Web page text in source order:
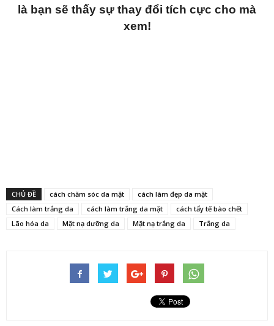
là bạn sẽ thấy sự thay đổi tích cực cho mà
xem!
CHỦ ĐỀ cách chăm sóc da mặt
cách làm đẹp da mặt
Cách làm trắng da
cách làm trắng da mặt
cách tẩy tế bào chết
Lão hóa da
Mặt nạ dưỡng da Mặt nạ trắng da Trắng da